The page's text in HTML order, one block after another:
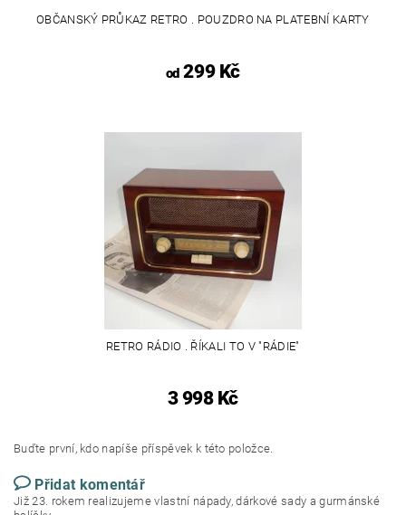
OBČANSKÝ PRŮKAZ RETRO . POUZDRO NA PLATEBNÍ KARTY
od299 Kč
RETRO RÁDIO . ŘÍKALI TO V "RÁDIE"
3 998 Kč
Buďte první, kdo napíše příspěvek k této položce.
Přidat komentář
Již 23. rokem realizujeme vlastní nápady, dárkové sady a gurmánské